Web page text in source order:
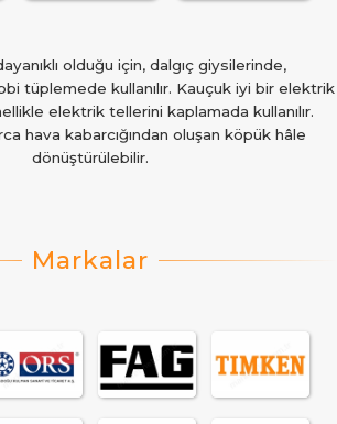
olduğu için, dalgıç giysilerinde,
tüplemede kullanılır. Kauçuk iyi bir elektrik
elektrik tellerini kaplamada kullanılır.
hava kabarcığından oluşan köpük hâle
dönüştürülebilir.